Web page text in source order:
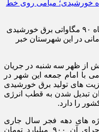
میامی- فرماندار میامی از ایجاد نیروگاه ۹۰ مگاواتی برق خورشیدی
در این شهرستان خبر
از ظهر سه شنبه در جریان
با امام جمعه این شهر در
های تولید برق خورشیدی
تبدیل شدن به قطب انرژی
را دارد.
های دهه فجر سال جاری
نیروگاه خورشیدی است که برای اجرای آن ۹۰۰ میلیارد تومان